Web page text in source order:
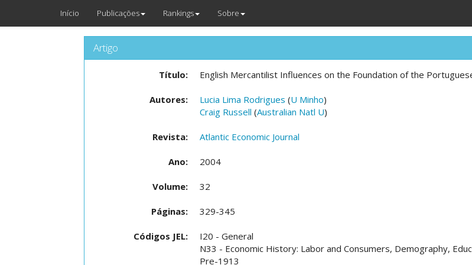
Início Publicações Rankings Sobre
Artigo
Título: English Mercantilist Influences on the Foundation of the
Autores: Lucia Lima Rodrigues (U Minho)
Craig Russell (Australian Natl U)
Revista: Atlantic Economic Journal
Ano: 2004
Volume: 32
Páginas: 329-345
Códigos JEL:
I20 - General
N33 - Economic History: Labor and Consumers, Demography,
Pre-1913